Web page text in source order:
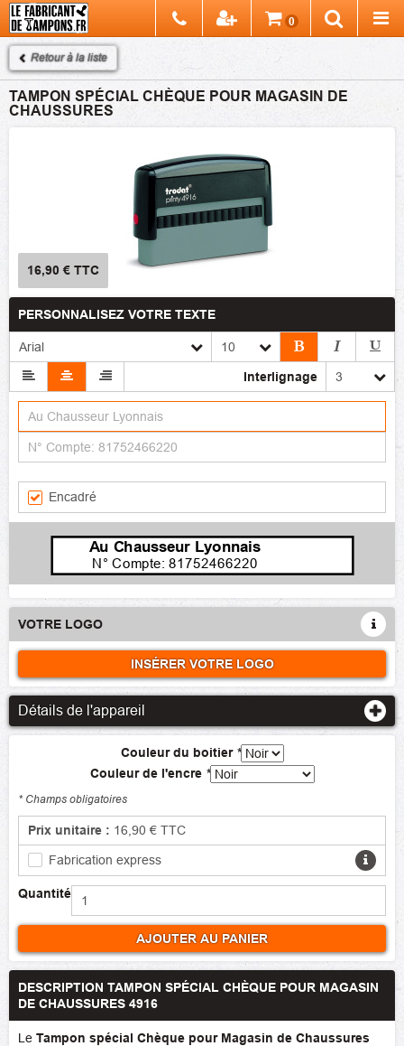
Retour à la liste
TAMPON SPÉCIAL CHÈQUE POUR MAGASIN DE
CHAUSSURES
16,90 € TTC
PERSONNALISEZ VOTRE TEXTE
Interlignage
Encadré
Au Chausseur Lyonnais
N° Compte: 81752466220
VOTRE LOGO
INSÉRER VOTRE LOGO
Détails de l'appareil
Couleur du boitier *
Couleur de l'encre *
* Champs obligatoires
Prix unitaire : 16,90 € TTC
Fabrication express
Quantité
AJOUTER AU PANIER
DESCRIPTION TAMPON SPÉCIAL CHÈQUE POUR MAGASIN
DE CHAUSSURES 4916
Le Tampon spécial Chèque pour Magasin de Chaussures
0
Chercher